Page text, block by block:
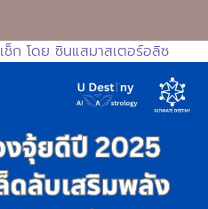
ก โดย ซินแสมาสเตอร์อลิซ